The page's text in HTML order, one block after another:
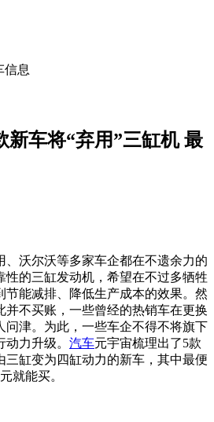
信息
新车将“弃用”三缸机 最
、沃尔沃等多家车企都在不遗余力的
性的三缸发动机，希望在不过多牺牲
节能减排、降低生产成本的效果。然
并不买账，一些曾经的热销车在更换
问津。为此，一些车企不得不将旗下
动力升级。 汽车元宇宙梳理出了5款
三缸变为四缸动力的新车，其中最便
就能买。